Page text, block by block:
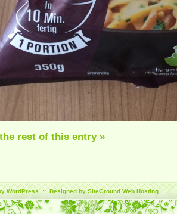
rest of this entry »
WordPress.::. Designed by SiteGroundWeb Hosting